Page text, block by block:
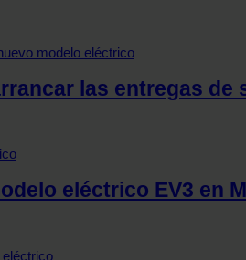
las entregas de
eléctrico EV3 en